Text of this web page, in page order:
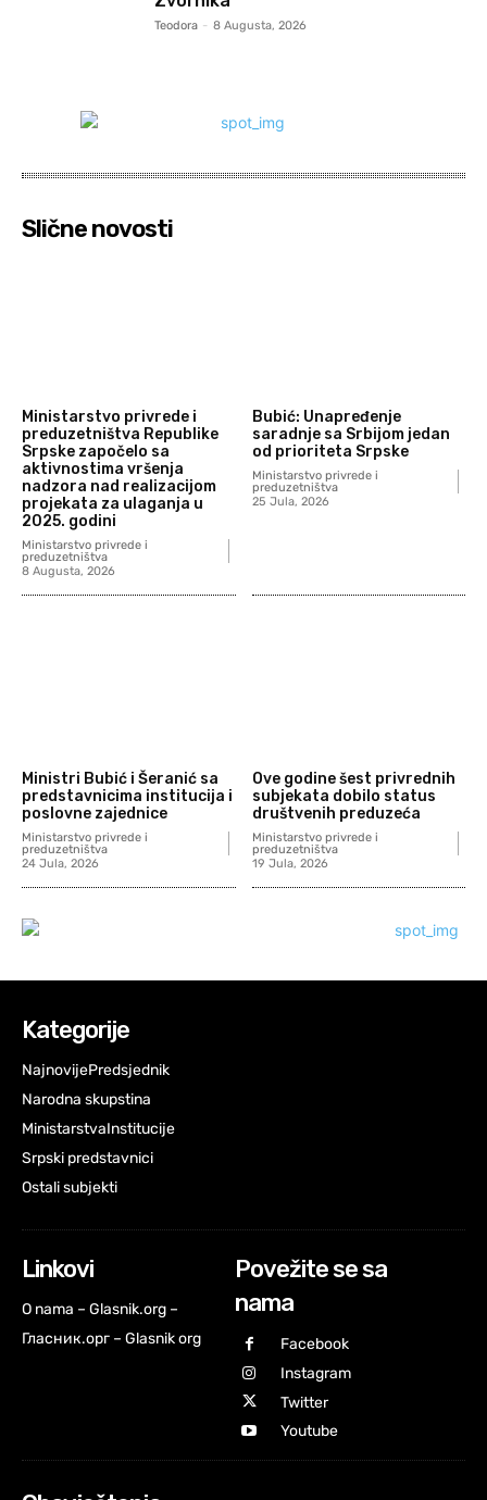
Teodora - 8 Augusta, 2026
Slične novosti
Ministarstvo privrede i
preduzetništva Republike
Srpske započelo sa
aktivnostima vršenja
nadzora nad realizacijom
projekata za ulaganja u
2025. godini
Ministarstvo privrede i
preduzetništva
8 Augusta, 2026
Bubić: Unapređenje
saradnje sa Srbijom jedan
od prioriteta Srpske
Ministarstvo privrede i
preduzetništva
25 Jula, 2026
Ministri Bubić i Šeranić sa
predstavnicima institucija i
poslovne zajednice
Ministarstvo privrede i
preduzetništva
24 Jula, 2026
Ove godine šest privrednih
subjekata dobilo status
društvenih preduzeća
Ministarstvo privrede i
preduzetništva
19 Jula, 2026
Kategorije
NajnovijePredsjednik
Narodna skupstina
MinistarstvaInstitucije
Srpski predstavnici
Ostali subjekti
Linkovi
O nama – Glasnik.org –
Гласник.орг – Glasnik org
Povežite se sa
nama
Facebook
Instagram
Twitter
Youtube